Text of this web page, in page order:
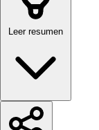
Leer resumen